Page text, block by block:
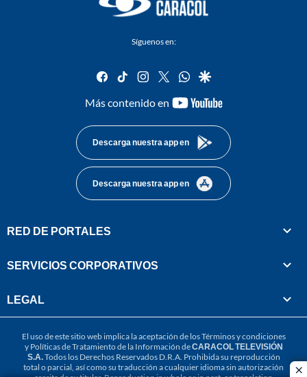
Síguenos en:
facebook
tiktok instagram
twitterwhatsapp
google
Más contenido en
youtube-
Descarga nuestra app en
Descarga nuestra app en
RED DE PORTALES
SERVICIOS CORPORATIVOS
LEGAL
El uso de este sitio web implica la aceptación de losTérminos y condiciones
y Políticas de Tratamiento de la Información deCARACOL TELEVISIÓN
S.A.Todos los Derechos Reservados D.R.A. Prohibida su reproducción
total o parcial, así como su traducción a cualquier idioma sin autorización